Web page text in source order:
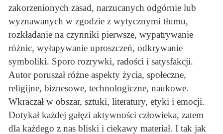
zakorzenionych zasad, narzucanych odgórnie lub
wyznawanych w zgodzie z wytycznymi tłumu,
rozkładanie na czynniki pierwsze, wypatrywanie
różnic, wyłapywanie uproszczeń, odkrywanie
symboliki. Sporo rozrywki, radości i satysfakcji.
Autor poruszał różne aspekty życia, społeczne,
religijne, biznesowe, technologiczne, naukowe.
Wkraczał w obszar, sztuki, literatury, etyki i emocji.
Dotykał każdej gałęzi aktywności człowieka, zatem
dla każdego z nas bliski i ciekawy materiał. I tak jak